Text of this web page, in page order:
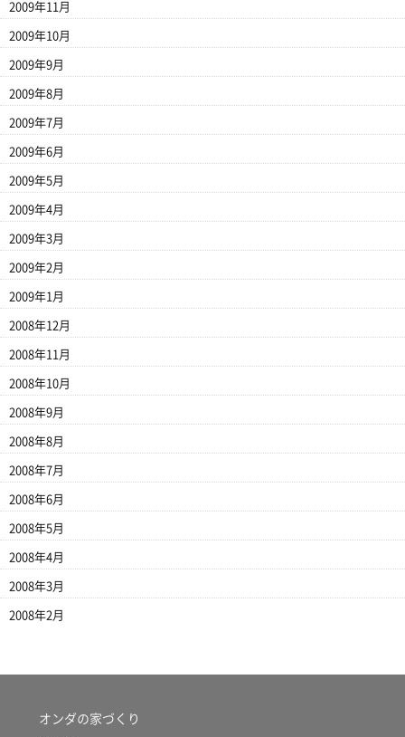
2009年11月
2009年10月
2009年9月
2009年8月
2009年7月
2009年6月
2009年5月
2009年4月
2009年3月
2009年2月
2009年1月
2008年12月
2008年11月
2008年10月
2008年9月
2008年8月
2008年7月
2008年6月
2008年5月
2008年4月
2008年3月
2008年2月
オンダの家づくり